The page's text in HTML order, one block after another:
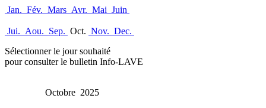
Jan. Fév. Mars Avr. Mai Juin
Jui. Aou. Sep. Oct. Nov. Dec.
Sélectionner le jour souhaité
pour consulter le bulletin Info-LAVE
Octobre 2025